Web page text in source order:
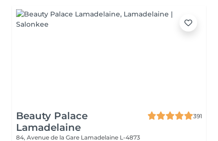
Beauty Palace
Lamadelaine
391
84, Avenue de la Gare Lamadelaine L-4873